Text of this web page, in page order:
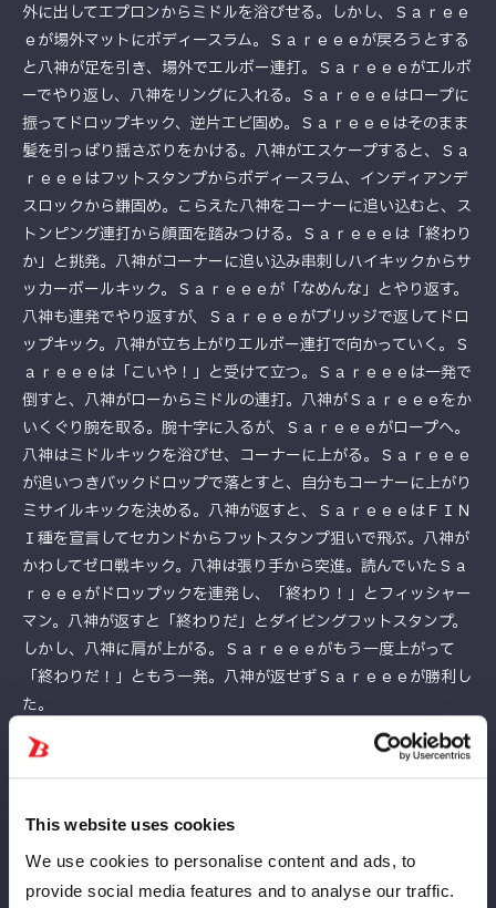
This website uses cookies
We use cookies to personalise content and ads, to
provide social media features and to analyse our traffic.
外に出してエプロンからミドルを浴びせる。しかし、Ｓａｒｅｅ
ｅが場外マットにボディースラム。Ｓａｒｅｅｅが戻ろうとする
と八神が足を引き、場外でエルボー連打。Ｓａｒｅｅｅがエルボ
ーでやり返し、八神をリングに入れる。Ｓａｒｅｅｅはロープに
振ってドロップキック、逆片エビ固め。Ｓａｒｅｅｅはそのまま
髪を引っぱり揺さぶりをかける。八神がエスケープすると、Ｓａ
ｒｅｅｅはフットスタンプからボディースラム、インディアンデ
スロックから鎌固め。こらえた八神をコーナーに追い込むと、ス
トンピング連打から顔面を踏みつける。Ｓａｒｅｅｅは「終わり
か」と挑発。八神がコーナーに追い込み串刺しハイキックからサ
ッカーボールキック。Ｓａｒｅｅｅが「なめんな」とやり返す。
八神も連発でやり返すが、Ｓａｒｅｅｅがブリッジで返してドロ
ップキック。八神が立ち上がりエルボー連打で向かっていく。Ｓ
ａｒｅｅｅは「こいや！」と受けて立つ。Ｓａｒｅｅｅは一発で
倒すと、八神がローからミドルの連打。八神がＳａｒｅｅｅをか
いくぐり腕を取る。腕十字に入るが、Ｓａｒｅｅｅがロープへ。
八神はミドルキックを浴びせ、コーナーに上がる。Ｓａｒｅｅｅ
が追いつきバックドロップで落とすと、自分もコーナーに上がり
ミサイルキックを決める。八神が返すと、ＳａｒｅｅｅはＦＩＮ
Ｉ種を宣言してセカンドからフットスタンプ狙いで飛ぶ。八神が
かわしてゼロ戦キック。八神は張り手から突進。読んでいたＳａ
ｒｅｅｅがドロップックを連発し、「終わり！」とフィッシャー
マン。八神が返すと「終わりだ」とダイビングフットスタンプ。
しかし、八神に肩が上がる。Ｓａｒｅｅｅがもう一度上がって
「終わりだ！」ともう一発。八神が返せずＳａｒｅｅｅが勝利し
た。
Ｓａｅｅｅ「オイ八神！ スターダムの若手って、オマエはだけ
ど、オマエはな。なかなかやるじゃん。ほかのヤツらどうだかわ
みろよ！ アンタの、朱里の代わりに闘ってやるよっていう気持
まだだよ。オイ、アンタがこの現状に満足してこのままただ単に
普通にリングに上がり続けるのか、何か変わりたいって本気で思